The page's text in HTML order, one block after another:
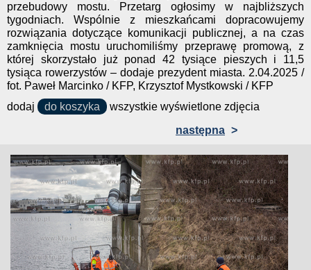
przebudowy mostu. Przetarg ogłosimy w najbliższych
tygodniach. Wspólnie z mieszkańcami dopracowujemy
rozwiązania dotyczące komunikacji publicznej, a na czas
zamknięcia mostu uruchomiliśmy przeprawę promową, z
której skorzystało już ponad 42 tysiące pieszych i 11,5
tysiąca rowerzystów – dodaje prezydent miasta. 2.04.2025 /
fot. Paweł Marcinko / KFP, Krzysztof Mystkowski / KFP
dodaj
do koszyka
wszystkie wyświetlone zdjęcia
następna >